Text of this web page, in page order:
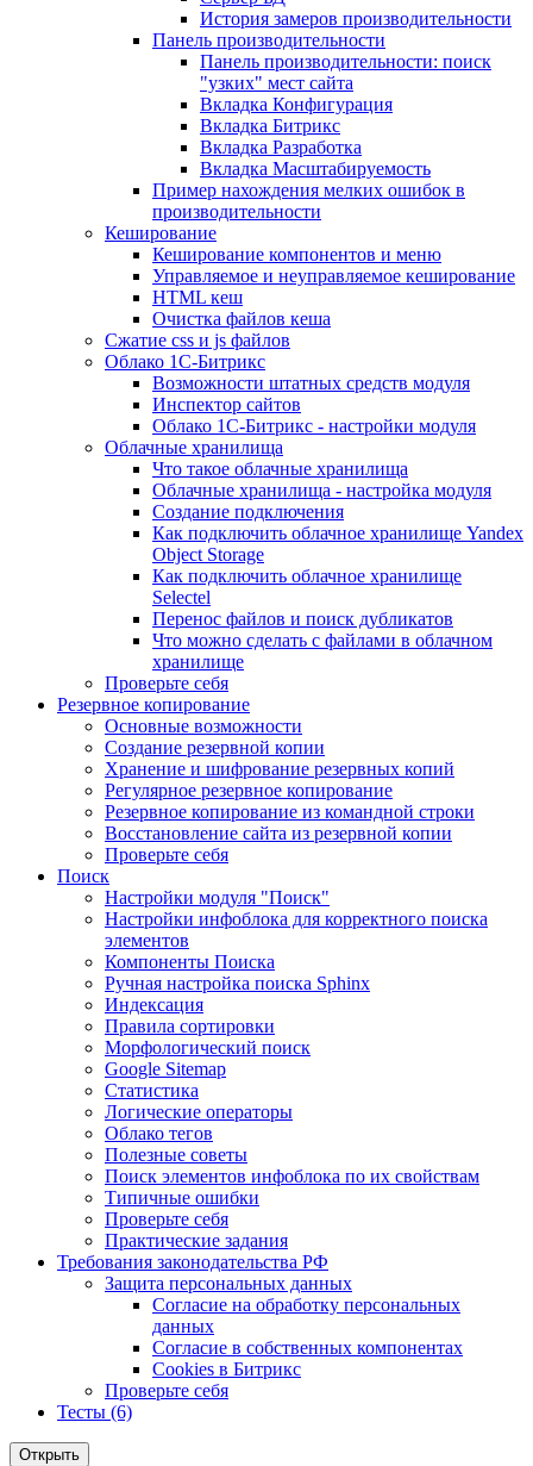
История замеров производительности
Панель производительности
Панель производительности: поиск
"узких" мест сайта
Вкладка Конфигурация
Вкладка Битрикс
Вкладка Разработка
Вкладка Масштабируемость
Пример нахождения мелких ошибок в
производительности
Кеширование
Кеширование компонентов и меню
Управляемое и неуправляемое кеширование
HTML кеш
Очистка файлов кеша
Сжатие css и js файлов
Облако 1С-Битрикс
Возможности штатных средств модуля
Инспектор сайтов
Облако 1С-Битрикс - настройки модуля
Облачные хранилища
Что такое облачные хранилища
Облачные хранилища - настройка модуля
Создание подключения
Как подключить облачное хранилище Yandex
Object Storage
Как подключить облачное хранилище
Selectel
Перенос файлов и поиск дубликатов
Что можно сделать с файлами в облачном
хранилище
Проверьте себя
Резервное копирование
Основные возможности
Создание резервной копии
Хранение и шифрование резервных копий
Регулярное резервное копирование
Резервное копирование из командной строки
Восстановление сайта из резервной копии
Проверьте себя
Поиск
Настройки модуля "Поиск"
Настройки инфоблока для корректного поиска
элементов
Компоненты Поиска
Ручная настройка поиска Sphinx
Индексация
Правила сортировки
Морфологический поиск
Google Sitemap
Статистика
Логические операторы
Облако тегов
Полезные советы
Поиск элементов инфоблока по их свойствам
Типичные ошибки
Проверьте себя
Практические задания
Требования законодательства РФ
Защита персональных данных
Согласие на обработку персональных
данных
Согласие в собственных компонентах
Cookies в Битрикс
Проверьте себя
Тесты (6)
Открыть